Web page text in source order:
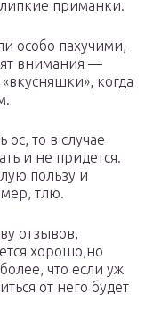
приманки.
особо пахучими,
внимания —
когда
ос, то в случае
и не придется.
пользу и
тлю.
отзывов,
хорошо,но
что если уж
от него будет